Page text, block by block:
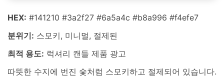
HEX: #141210 #3a2f27 #6a5a4c #b8a996 #f4efe7
분위기: 스모키, 미니멀, 절제된
최적 용도: 럭셔리 캔들 제품 광고
따뜻한 수지에 번진 숯처럼 스모키하고 절제되어 있습니다.